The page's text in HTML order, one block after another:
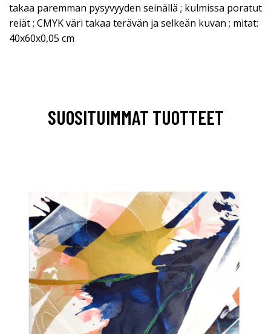
takaa paremman pysyvyyden seinällä ; kulmissa poratut
reiät ; CMYK väri takaa terävän ja selkeän kuvan ; mitat:
40x60x0,05 cm
SUOSITUIMMAT TUOTTEET